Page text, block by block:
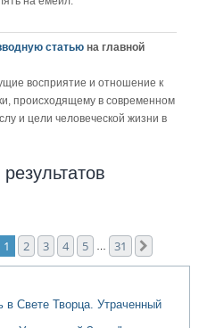
статью на главной
восприятие и отношение к
происходящему в современном
и цели человеческой жизни в
1 из
1 2 3 4 5 31
Свете Творца. Утраченный